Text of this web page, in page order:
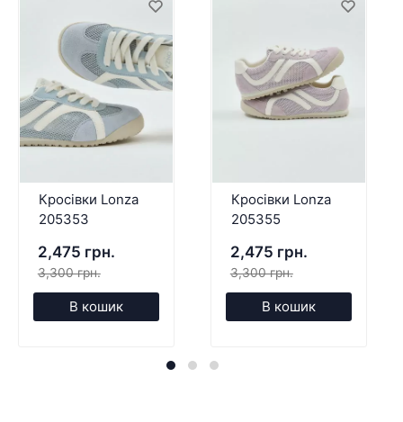
Кросівки Lonza
205353
2,475 грн.
3,300 грн.
В кошик
Кросівки Lonza
205355
2,475 грн.
3,300 грн.
В кошик